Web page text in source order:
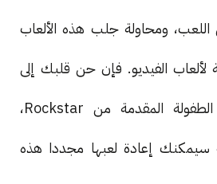
ومحاولة جلب هذه الألعاب
لألعاب الفيديو. فإن حن قلبك إلى
الماضي، وإلى ألعاب الطفولة المقدمة من Rockstar،
سيمكنك إعادة لعبها مجددا هذه